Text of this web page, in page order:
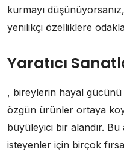
kurmayı
yenilikçi özelliklere
Yaratıcı
, bireylerin hayal
özgün ürünler ortaya
büyüleyici bir alandır. Bu
isteyenler için birçok